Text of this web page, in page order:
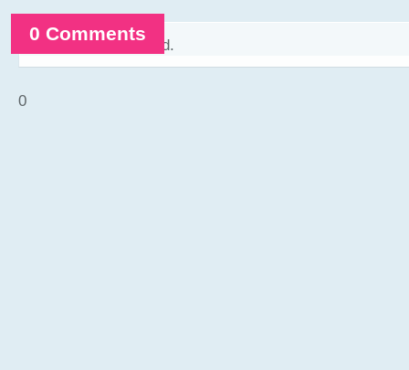
0 Comments
Comments are closed.
0